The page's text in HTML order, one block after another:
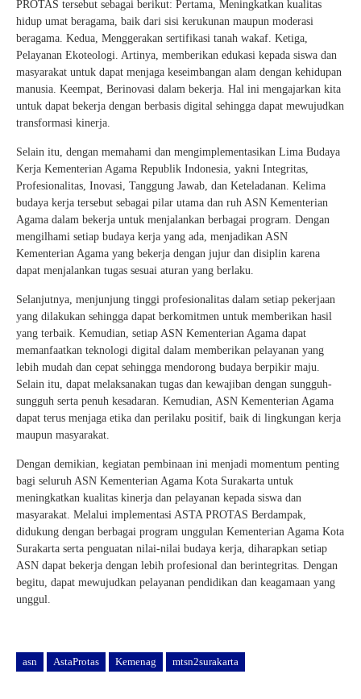
PROTAS tersebut sebagai berikut: Pertama, Meningkatkan kualitas
hidup umat beragama, baik dari sisi kerukunan maupun moderasi
beragama. Kedua, Menggerakan sertifikasi tanah wakaf. Ketiga,
Pelayanan Ekoteologi. Artinya, memberikan edukasi kepada siswa dan
masyarakat untuk dapat menjaga keseimbangan alam dengan kehidupan
manusia. Keempat, Berinovasi dalam bekerja. Hal ini mengajarkan kita
untuk dapat bekerja dengan berbasis digital sehingga dapat mewujudkan
transformasi kinerja.
Selain itu, dengan memahami dan mengimplementasikan Lima Budaya
Kerja Kementerian Agama Republik Indonesia, yakni Integritas,
Profesionalitas, Inovasi, Tanggung Jawab, dan Keteladanan. Kelima
budaya kerja tersebut sebagai pilar utama dan ruh ASN Kementerian
Agama dalam bekerja untuk menjalankan berbagai program. Dengan
mengilhami setiap budaya kerja yang ada, menjadikan ASN
Kementerian Agama yang bekerja dengan jujur dan disiplin karena
dapat menjalankan tugas sesuai aturan yang berlaku.
Selanjutnya, menjunjung tinggi profesionalitas dalam setiap pekerjaan
yang dilakukan sehingga dapat berkomitmen untuk memberikan hasil
yang terbaik. Kemudian, setiap ASN Kementerian Agama dapat
memanfaatkan teknologi digital dalam memberikan pelayanan yang
lebih mudah dan cepat sehingga mendorong budaya berpikir maju.
Selain itu, dapat melaksanakan tugas dan kewajiban dengan sungguh-
sungguh serta penuh kesadaran. Kemudian, ASN Kementerian Agama
dapat terus menjaga etika dan perilaku positif, baik di lingkungan kerja
maupun masyarakat.
Dengan demikian, kegiatan pembinaan ini menjadi momentum penting
bagi seluruh ASN Kementerian Agama Kota Surakarta untuk
meningkatkan kualitas kinerja dan pelayanan kepada siswa dan
masyarakat. Melalui implementasi ASTA PROTAS Berdampak,
didukung dengan berbagai program unggulan Kementerian Agama Kota
Surakarta serta penguatan nilai-nilai budaya kerja, diharapkan setiap
ASN dapat bekerja dengan lebih profesional dan berintegritas. Dengan
begitu, dapat mewujudkan pelayanan pendidikan dan keagamaan yang
unggul.
asn AstaProtas Kemenag mtsn2surakarta